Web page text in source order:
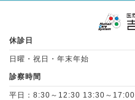
休診日
日曜・祝日・年末年始
診察時間
平日：8:30～12:30 13:30～17:00